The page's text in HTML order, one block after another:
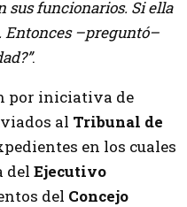
sus funcionarios. Si ella
Entonces –preguntó–
.
por iniciativa de
al Tribunal de
en los cuales
del Ejecutivo
del Concejo